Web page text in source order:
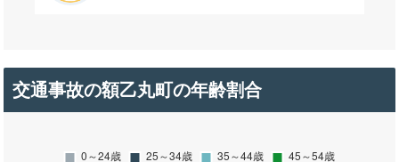
交通事故の額乙丸町の年齢割合